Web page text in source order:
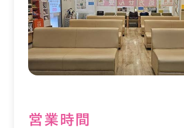
営業時間